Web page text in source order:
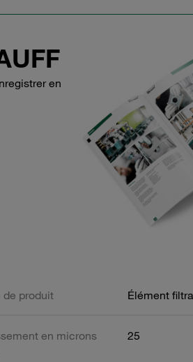
en
de produit Élément
en microns
25